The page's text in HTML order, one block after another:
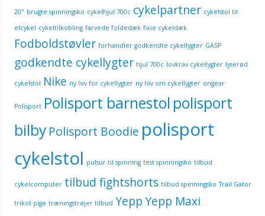
20" brugte spinningsko cykelhjul 700c cykelpartner cykelstol til
elcykel cykeltilkobling farvede foldedæk fixie cykeldæk
Fodboldstøvler forhandler godkendte cykellygter GASP
godkendte cykellygter hjul 700c lovkrav cykellygter lyserød
cykelstol Nike ny lov for cykellygter ny lov om cykellygter ongear
Polisport Polisport barnestol polisport
bilby Polisport Boodie polisport
cykelstol pulsur til spinning test spinningsko tilbud
cykelcomputer tilbud fightshorts tilbud spinningsko Trail Gator
trikot pige træningstrøjer tilbud YeppYepp Maxi